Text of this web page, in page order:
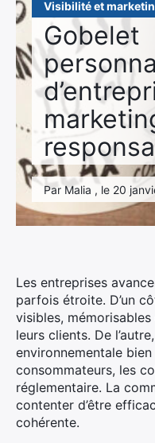
Visibilité et
Gobelet
Par Malia , le 20
Les entreprises
parfois étroite. D’un
visibles,
leurs clients. De
environnementale
consommateurs, les
réglementaire. La
contenter d’être
cohérente.